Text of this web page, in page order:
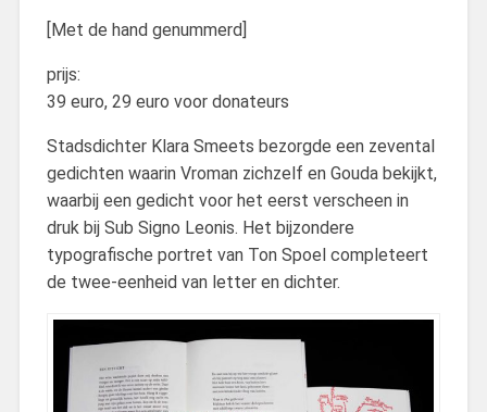
[Met de hand genummerd]
prijs:
39 euro, 29 euro voor donateurs
Stadsdichter Klara Smeets bezorgde een zevental
gedichten waarin Vroman zichzelf en Gouda bekijkt,
waarbij een gedicht voor het eerst verscheen in
druk bij Sub Signo Leonis. Het bijzondere
typografische portret van Ton Spoel completeert
de twee-eenheid van letter en dichter.